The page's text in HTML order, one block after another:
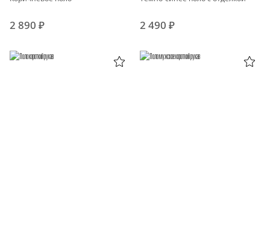
2 890 ₽ 2 490 ₽